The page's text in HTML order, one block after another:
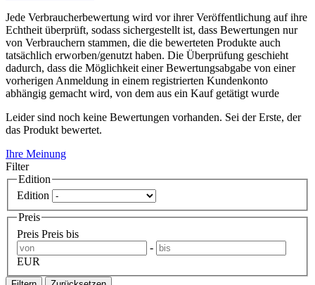
Jede Verbraucherbewertung wird vor ihrer Veröffentlichung auf ihre
Echtheit überprüft, sodass sichergestellt ist, dass Bewertungen nur
von Verbrauchern stammen, die die bewerteten Produkte auch
tatsächlich erworben/genutzt haben. Die Überprüfung geschieht
dadurch, dass die Möglichkeit einer Bewertungsabgabe von einer
vorherigen Anmeldung in einem registrierten Kundenkonto
abhängig gemacht wird, von dem aus ein Kauf getätigt wurde
Leider sind noch keine Bewertungen vorhanden. Sei der Erste, der
das Produkt bewertet.
Ihre Meinung
Filter
Edition
Edition
Preis
Preis Preis bis
-
EUR